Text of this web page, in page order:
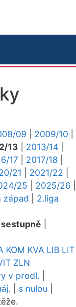
09 2009/10
13 2013/14
17 2017/18
21 2021/22
25 2025/26
západ
2.liga
sestupně
KOM KVA LIB LIT
ZLN
v prodl.
s nulou